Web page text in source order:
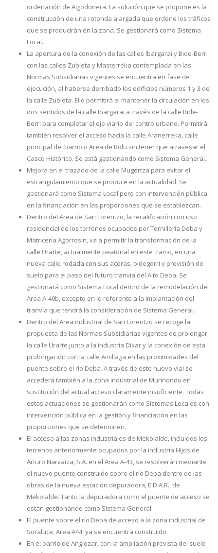
ordenación de Algodonera. La solución que se propone es la
construcción de una rotonda alargada que ordene los tráficos
que se producirán en la zona. Se gestionará como Sistema
Local.
La apertura de la conexión de las calles Ibargarai y Bide-Berri
con las calles Zubieta y Masterreka contemplada en las
Normas Subsidiarias vigentes se encuentra en fase de
ejecución, al haberse derribado los edificios números 1 y 3 de
la calle Zubieta. Ello permitirá el mantener la circulación en los
dos sentidos de la calle Ibargarai a través de la calle Bide-
Berri para completar el eje viario del centro urbano. Permitirá
también resolver el acceso hacia la calle Aranerreka, calle
principal del barrio o Area de Bolu sin tener que atravesar el
Casco Histórico. Se está gestionando como Sistema General.
Mejora en el trazado de la calle Mugertza para evitar el
estrangulamiento que se produce en la actualidad. Se
gestionará como Sistema Local pero con intervención pública
en la financiación en las proporciones que se establezcan.
Dentro del Area de San Lorentzo, la recalificación con uso
residencial de los terrenos ocupados por Tornillería Deba y
Matricería Agorrosin, va a permitir la transformación de la
calle Urarte, actualmente peatonal en este tramo, en una
nueva calle rodada con sus aceras, bidegorri y previsión de
suelo para el paso del futuro tranvía del Alto Deba. Se
gestionará como Sistema Local dentro de la remodelación del
Area A-40b, excepto en lo referente a la implantación del
tranvía que tendrá la consideración de Sistema General.
Dentro del Area industrial de San Lorentzo se recoge la
propuesta de las Normas Subsidiarias vigentes de prolongar
la calle Urarte junto a la industria Dikar y la conexión de esta
prolongación con la calle Amillaga en las proximidades del
puente sobre el río Deba. A través de este nuevo vial se
accederá también a la zona industrial de Murinondo en
sustitución del actual acceso claramente insuficiente. Todas
estas actuaciones se gestionarán como Sistemas Locales con
intervención pública en la gestión y financiación en las
proporciones que se determinen.
El acceso a las zonas industriales de Mekolalde, incluidos los
terrenos anteriormente ocupados por la industria Hijos de
Arturo Narvaiza, S.A. en el Area A-43, se resolverán mediante
el nuevo puente construido sobre el río Deba dentro de las
obras de la nueva estación depuradora, E.D.A.R., de
Mekolalde. Tanto la depuradora como el puente de acceso se
están gestionando como Sistema General.
El puente sobre el río Deba de acceso a la zona industrial de
Soraluce, Area A44, ya se encuentra construido.
En el barrio de Angiozar, con la ampliación prevista del suelo